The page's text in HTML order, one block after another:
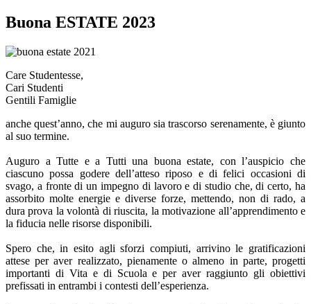
Buona ESTATE 2023
Care Studentesse,
Cari Studenti
Gentili Famiglie
anche quest’anno, che mi auguro sia trascorso serenamente, è giunto
al suo termine.
Auguro a Tutte e a Tutti una buona estate, con l’auspicio che
ciascuno possa godere dell’atteso riposo e di felici occasioni di
svago, a fronte di un impegno di lavoro e di studio che,di certo, ha
assorbito molte energie e diverse forze, mettendo, non di rado, a
dura prova lavolontà di riuscita, la motivazione all’apprendimento e
la fiducia nelle risorse disponibili.
Spero che, in esito agli sforzi compiuti, arrivino le gratificazioni
attese per aver realizzato, pienamente o almeno in parte, progetti
importanti di Vita e di Scuola e per aver raggiunto gli obiettivi
prefissati in entrambi i contesti dell’esperienza.